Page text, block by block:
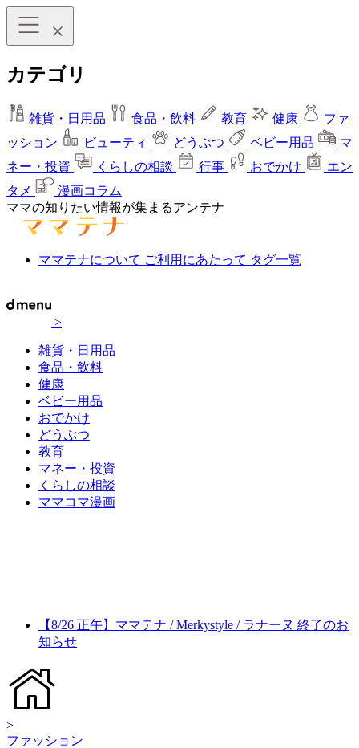
カテゴリ
雑貨・日用品 食品・飲料 教育 健康
ファ
ッション
ビューティ どうぶつ ベビー用品
マ
ネー・投資
くらしの相談 行事 おでかけ
エン
タメ
漫画コラム
ママの知りたい情報が集まるアンテナ
ママテナについて ご利用にあたって タグ一覧
>
雑貨・日用品
食品・飲料
健康
ベビー用品
おでかけ
どうぶつ
教育
マネー・投資
くらしの相談
ママコマ漫画
【8/26 正午】ママテナ / Merkystyle / ラナーヌ 終了のお
知らせ
>
ファッション